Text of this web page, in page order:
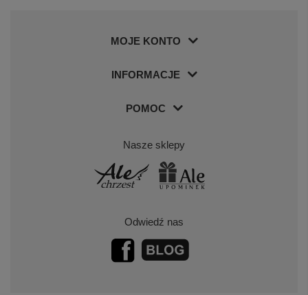
MOJE KONTO
INFORMACJE
POMOC
Nasze sklepy
Odwiedź nas